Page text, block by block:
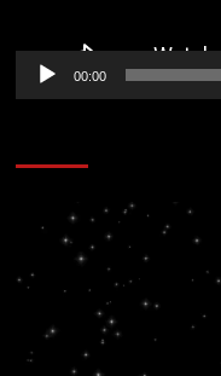
00:00
Reproductor
vídeo